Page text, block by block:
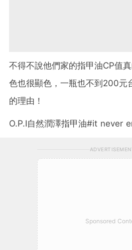
不得不說他們家的指甲油CP值
色也很顯色，一瓶也不到200元
的理由！
O.P.I自然潤澤指甲油#it never
Sponsored